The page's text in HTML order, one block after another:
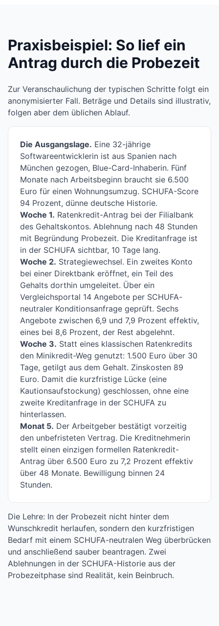
Praxisbeispiel: So lief ein
Antrag durch die Probezeit
Zur Veranschaulichung der typischen Schritte folgt ein
anonymisierter Fall. Beträge und Details sind illustrativ,
folgen aber dem üblichen Ablauf.
Die Ausgangslage. Eine 32-jährige
Softwareentwicklerin ist aus Spanien nach
München gezogen, Blue-Card-Inhaberin. Fünf
Monate nach Arbeitsbeginn braucht sie 6.500
Euro für einen Wohnungsumzug. SCHUFA-Score
94 Prozent, dünne deutsche Historie.
Woche 1. Ratenkredit-Antrag bei der Filialbank
des Gehaltskontos. Ablehnung nach 48 Stunden
mit Begründung Probezeit. Die Kreditanfrage ist
in der SCHUFA sichtbar, 10 Tage lang.
Woche 2. Strategiewechsel. Ein zweites Konto
bei einer Direktbank eröffnet, ein Teil des
Gehalts dorthin umgeleitet. Über ein
Vergleichsportal 14 Angebote per SCHUFA-
neutraler Konditionsanfrage geprüft. Sechs
Angebote zwischen 6,9 und 7,9 Prozent effektiv,
eines bei 8,6 Prozent, der Rest abgelehnt.
Woche 3. Statt eines klassischen Ratenkredits
den Minikredit-Weg genutzt: 1.500 Euro über 30
Tage, getilgt aus dem Gehalt. Zinskosten 89
Euro. Damit die kurzfristige Lücke (eine
Kautionsaufstockung) geschlossen, ohne eine
zweite Kreditanfrage in der SCHUFA zu
hinterlassen.
Monat 5. Der Arbeitgeber bestätigt vorzeitig
den unbefristeten Vertrag. Die Kreditnehmerin
stellt einen einzigen formellen Ratenkredit-
Antrag über 6.500 Euro zu 7,2 Prozent effektiv
über 48 Monate. Bewilligung binnen 24
Stunden.
Die Lehre: In der Probezeit nicht hinter dem
Wunschkredit herlaufen, sondern den kurzfristigen
Bedarf mit einem SCHUFA-neutralen Weg überbrücken
und anschließend sauber beantragen. Zwei
Ablehnungen in der SCHUFA-Historie aus der
Probezeitphase sind Realität, kein Beinbruch.